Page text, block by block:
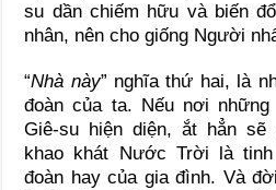
su dần chiếm hữu và biến
nhân, nên cho giống Người
“Nhà này” nghĩa thứ hai, là
đoàn của ta. Nếu nơi
Giê-su hiện diện, ắt hẳn
khao khát Nước Trời là
đoàn hay của gia đình. Và